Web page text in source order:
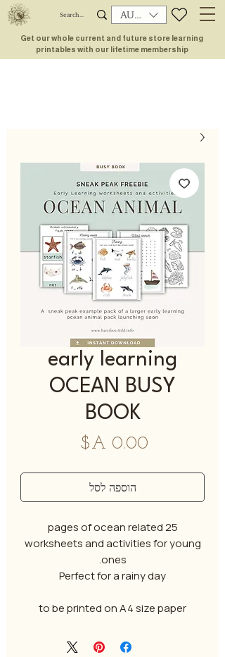
AUD (AU$)
Get our whole current and future store learning
printables with our lifetime membership
early learning
OCEAN BUSY
BOOK
הוספה לסל
25 pages of ocean related
worksheets and activities for young
ones.
Perfect for a rainy day
to be printed on A4 size paper